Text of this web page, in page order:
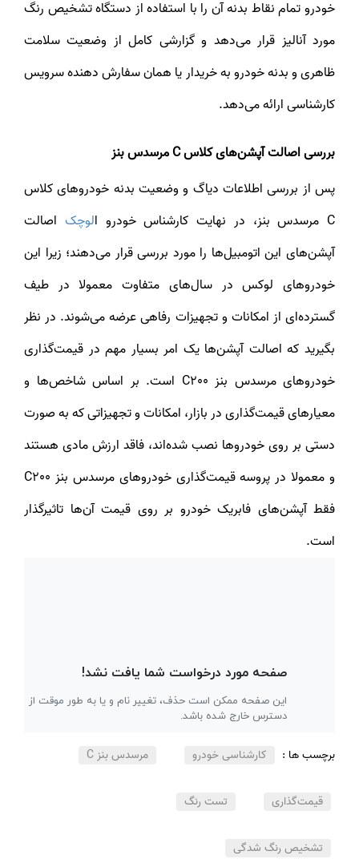
خودرو تمام نقاط بدنه آن را با استفاده از دستگاه تشخیص رنگ
مورد آنالیز قرار می‌دهد و گزارشی کامل از وضعیت سلامت
ظاهری و بدنه خودرو به خریدار یا همان سفارش دهنده سرویس
کارشناسی ارائه می‌دهد.
بررسی اصالت آپشن‌های کلاس C مرسدس بنز
پس از بررسی اطلاعات دیاگ و وضعیت بدنه خودروهای کلاس
لوچکاصالت
آپشن‌های این اتومبیل‌ها را مورد بررسی قرار می‌دهند؛ زیرا این
خودروهای لوکس در سال‌های متفاوت معمولا در طیف
گسترده‌ای از امکانات و تجهیزات رفاهی عرضه می‌شوند. در نظر
بگیرید که اصالت آپشن‌ها یک امر بسیار مهم در قیمت‌گذاری
خودروهای مرسدس بنز C200 است. بر اساس شاخص‌ها و
معیارهای قیمت‌گذاری در بازار، امکانات و تجهیزاتی که به صورت
دستی بر روی خودروها نصب شده‌اند، فاقد ارزش مادی هستند
و معمولا در پروسه قیمت‌گذاری خودروهای مرسدس بنز C200
فقط آپشن‌های فابریک خودرو بر روی قیمت آن‌ها تاثیرگذار
است.
برچسب ها : کارشناسی خودرو مرسدس بنز C
قیمت‌گذاری تست رنگ
تشخیص رنگ شدگی